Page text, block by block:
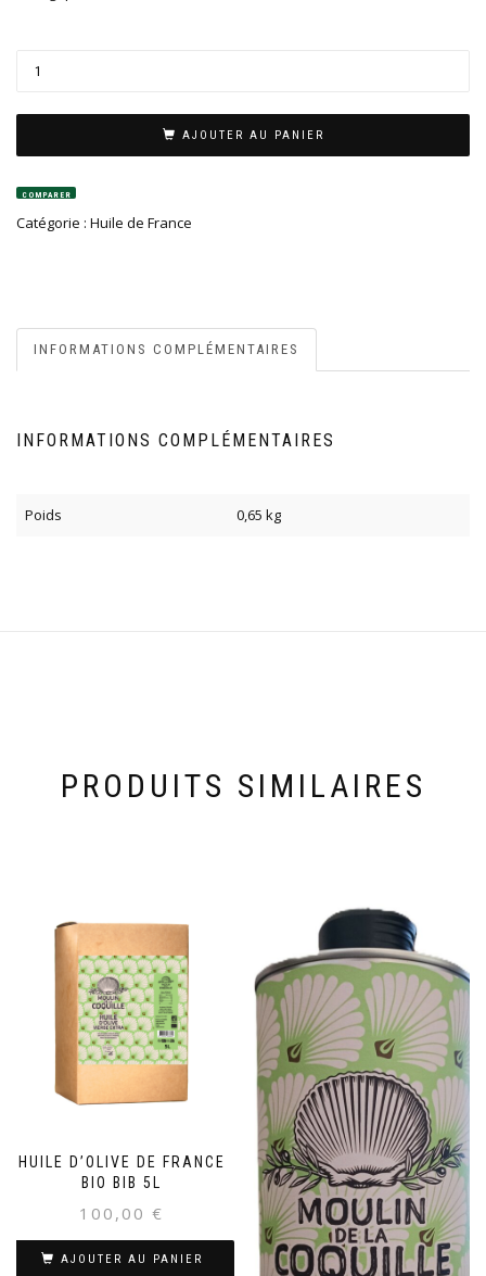
AJOUTER AU PANIER
COMPARER
Catégorie : Huile de France
INFORMATIONS COMPLÉMENTAIRES
INFORMATIONS COMPLÉMENTAIRES
Poids 0,65 kg
PRODUITS SIMILAIRES
HUILE D’OLIVE DE FRANCE
BIO BIB 5L
100,00 €
AJOUTER AU PANIER